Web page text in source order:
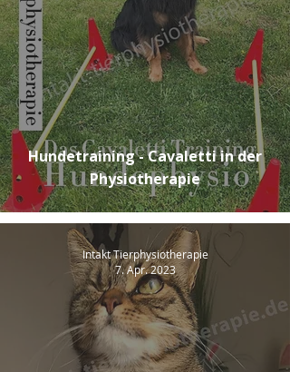
Hundetraining - Cavaletti in der
Physiotherapie
Intakt Tierphysiotherapie
7. Apr. 2023